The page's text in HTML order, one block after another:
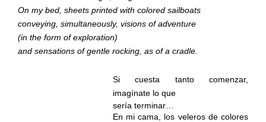
On my bed, sheets printed with colored sailboats
conveying, simultaneously, visions of adventure
(in the form of exploration)
and sensations of gentle rocking, as of a cradle.
Si cuesta tanto comenzar,
imagínate lo que
sería terminar…
En mi cama, los veleros de colores